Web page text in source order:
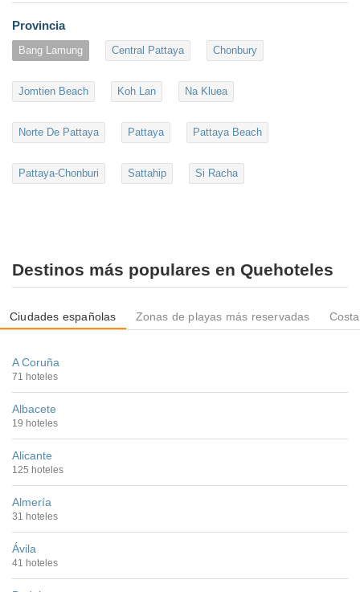
Provincia
Bang Lamung Central Pattaya Chonbury
Jomtien Beach Koh Lan Na Kluea
Norte De Pattaya Pattaya Pattaya Beach
Pattaya-Chonburi Sattahip Si Racha
Destinos más populares en Quehoteles
Ciudades españolas Zonas de playas más reservadas
A Coruña
71 hoteles
Albacete
19 hoteles
Alicante
125 hoteles
Almería
31 hoteles
Ávila
41 hoteles